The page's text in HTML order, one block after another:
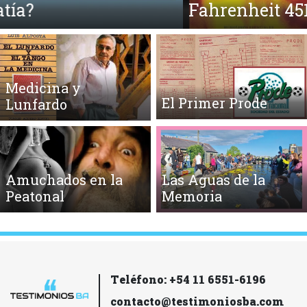
Fahrenheit 451 y la Quema de Libros
Medicina y
Lunfardo
El Primer Prode
Amuchados en la
Peatonal
Las Aguas de la
Memoria
Teléfono: +54 11 6551-6196
contacto@testimoniosba.com